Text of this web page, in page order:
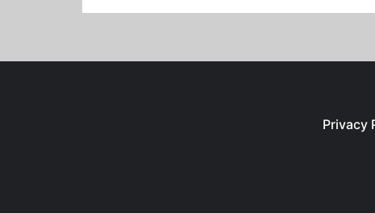
Privacy